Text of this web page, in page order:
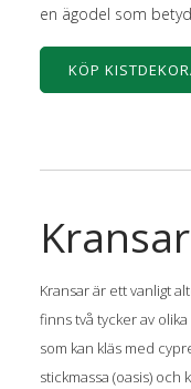
en ägodel som
KÖP
Kransar
Kransar är ett vanligt
finns två tycker av
som kan kläs med
stickmassa (oasis)